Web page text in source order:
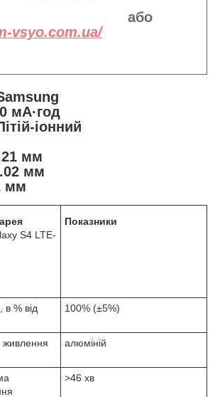
vsyo.com.ua/
мА·год
іонний
мм
мм
мм
S4 LTE-
Показники
в % від
100% (±5%)
живлення
алюміній
>46 хв